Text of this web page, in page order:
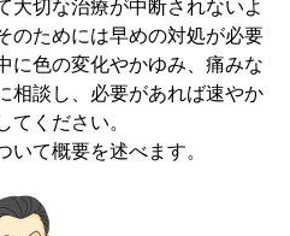
のためには早めの対処が必要
に色の変化やかゆみ、痛みな
相談し、必要があれば速やか
ください。
て概要を述べます。